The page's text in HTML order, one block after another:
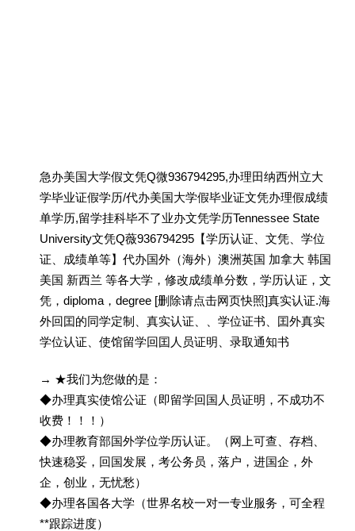
急办美国大学假文凭Q微936794295,办理田纳西州立大
学毕业证假学历/代办美国大学假毕业证文凭办理假成绩
单学历,留学挂科毕不了业办文凭学历Tennessee State
University文凭Q薇936794295【学历认证、文凭、学位
证、成绩单等】代办国外（海外）澳洲英国 加拿大 韩国
美国 新西兰 等各大学，修改成绩单分数，学历认证，文
凭，diploma，degree [删除请点击网页快照]真实认证.海
外回囯的同学定制、真实认证、、学位证书、囯外真实
学位认证、使馆留学回囯人员证明、录取通知书
→ ★我们为您做的是：
◆办理真实使馆公证（即留学回国人员证明，不成功不
收费！！！）
◆办理教育部国外学位学历认证。（网上可查、存档、
快速稳妥，回国发展，考公务员，落户，进国企，外
企，创业，无忧愁）
◆办理各国各大学（世界名校一对一专业服务，可全程
**跟踪进度）